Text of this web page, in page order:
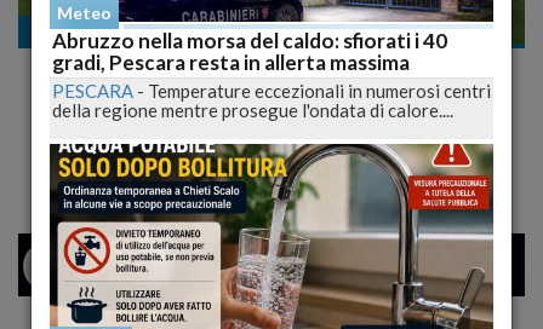
Cronaca
Morte Morosini: C'è un quarto indagato, il
medico Leonardo Paloscia. Un atto dovuto
MILANO 26 34
Meteo
Abruzzo nella morsa del caldo: sfiorati i 40
gradi, Pescara resta in allerta massima
PESCARA - Temperature eccezionali in numerosi centri
della regione mentre prosegue l'ondata di calore....